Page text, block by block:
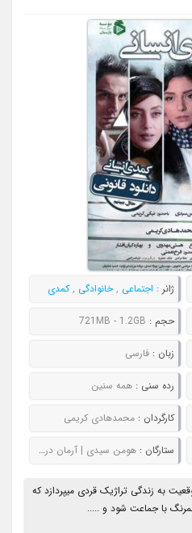
ژانر : اجتماعی ,خانوادگی ,کمدی
حجم : 721MB - 1.2GB
زبان : فارسی
رده سنی : همه سنین
کارگردان : محمدهادی کریمی
ستارگان : هومن سیدی | آرمان درویش | بهاره کیان افشار | نیکی کریمی | هستی مهدوی
به زندگی تراژیک قردی میپردازد که
با جماعت شود و .....